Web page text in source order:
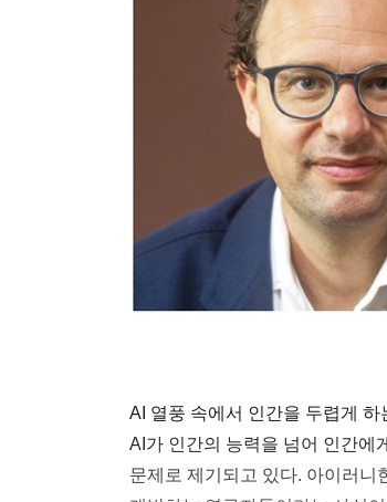
AI 열풍 속에서 인간을 두렵게
AI가 인간의 능력을 넘어 인간에
문제로 제기되고 있다. 아이러니